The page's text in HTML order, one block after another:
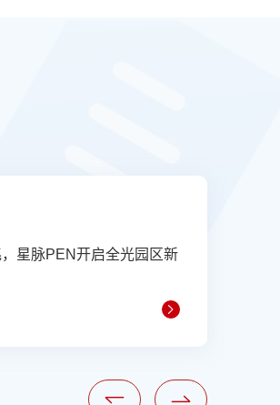
星脉PEN开启全光园区新